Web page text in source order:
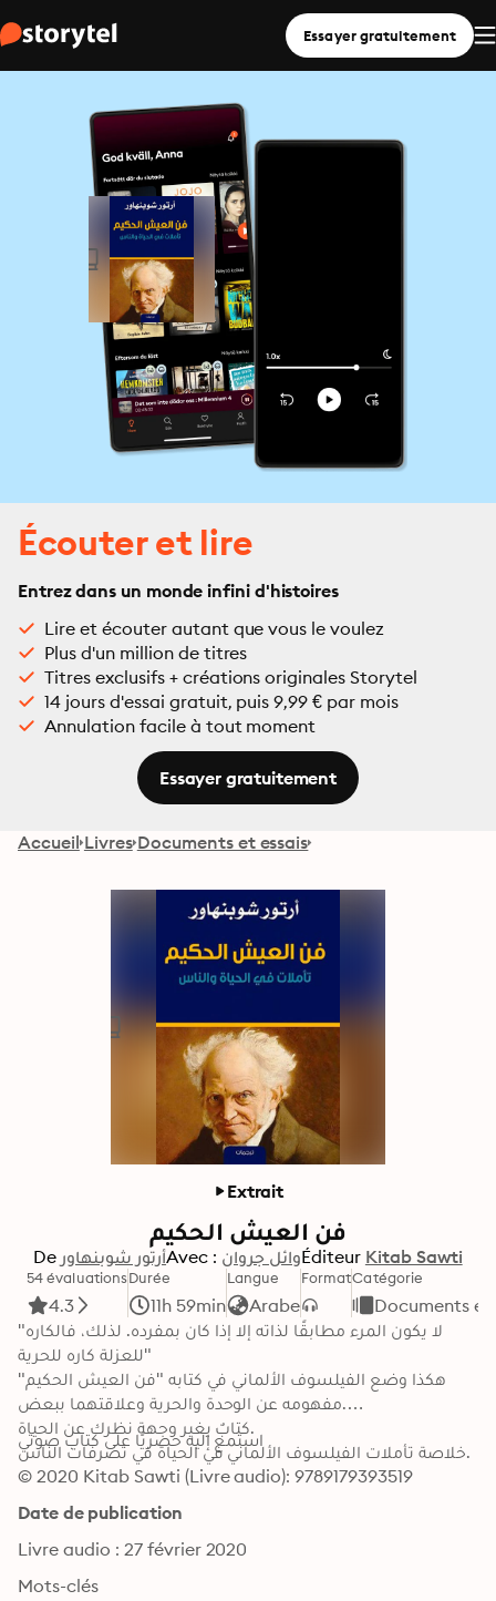
Essayer gratuitement
Écouter et lire
Entrez dans un monde infini d'histoires
Lire et écouter autant que vous le voulez
Plus d'un million de titres
Titres exclusifs + créations originales Storytel
14 jours d'essai gratuit, puis 9,99 € par mois
Annulation facile à tout moment
Essayer gratuitement
Accueil Livres Documents et essais
Extrait
فن العيش الحكيم
De أرتور شوبنهاورAvec : وائل جروانÉditeur Kitab Sawti
54 évaluations
4.3
Durée
11h 59min
Langue
Arabe
FormatCatégorie
Documents et
"لا يكون المرء مطابقًا لذاته إلا إذا كان بمفرده. لذلك، فالكاره
للعزلة كاره للحرية"
هكذا وضع الفيلسوف الألماني في كتابه "فن العيش الحكيم"
مفهومه عن الوحدة والحرية وعلاقتهما ببعض.
كتابٌ يغير وجهة نظرك عن الحياة.
خلاصة تأملات الفيلسوف الألماني في الحياة في تصرفات الناس.
استمع إليه حصريًا على كتاب صوتي
© 2020 Kitab Sawti (Livre audio): 9789179393519
Date de publication
Livre audio : 27 février 2020
Mots-clés